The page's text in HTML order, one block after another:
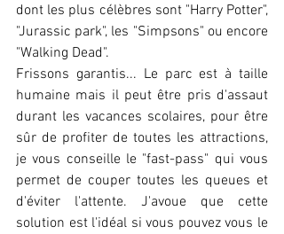
dont les plus célèbres sont "Harry Potter",
"Jurassic park", les "Simpsons" ou encore
"Walking Dead".
Frissons garantis... Le parc est à taille
humaine mais il peut être pris d'assaut
durant les vacances scolaires, pour être
sûr de profiter de toutes les attractions,
je vous conseille le "fast-pass" qui vous
permet de couper toutes les queues et
d'éviter l'attente. J'avoue que cette
solution est l'idéal si vous pouvez vous le